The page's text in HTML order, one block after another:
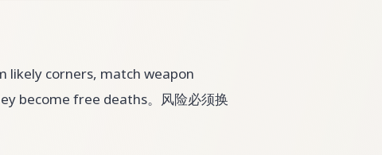
likely corners, match weapon
become free deaths。风险必须换